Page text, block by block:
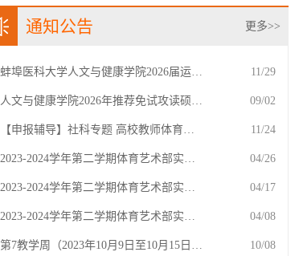
通知公告 更多>>
蚌埠医科大学人文与健康学院2026届运… 11/29
人文与健康学院2026年推荐免试攻读硕… 09/02
【申报辅导】社科专题 高校教师体育… 11/24
2023-2024学年第二学期体育艺术部实… 04/26
2023-2024学年第二学期体育艺术部实… 04/17
2023-2024学年第二学期体育艺术部实… 04/08
第7教学周（2023年10月9日至10月15日… 10/08